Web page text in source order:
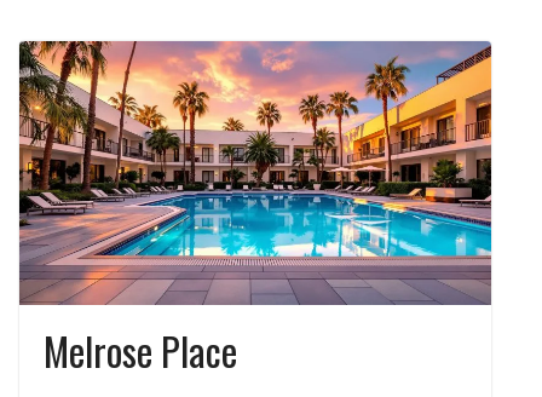
Hvorfor professionel sport er blevet
det nye mødested for popkulturelle
tendenser
Sådan fungerer velkomstbonusser
til sportsbetting fra indbetaling til
omsætningskrav
Privatlån i Danmark
Når hjemmet bliver dit brand på
Instagram og TikTok
Melrose Place